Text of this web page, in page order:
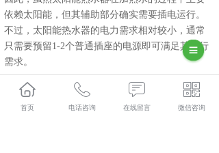
依赖太阳能，但其辅助部分确实需要插电运行。
不过，太阳能热水器的电力需求相对较小，通常
只需要预留1-2个普通插座的电源即可满足其运行
需求。
综上所述，太阳能热水器在正常工作状态下主要
依赖太阳能加热，但部分辅助装置需要插电运
首页 电话咨询 在线留言 微信咨询